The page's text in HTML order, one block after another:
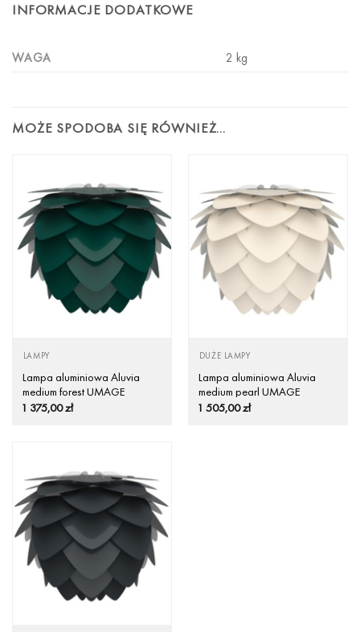
INFORMACJE DODATKOWE
WAGA 2 kg
MOŻE SPODOBA SIĘ RÓWNIEŻ…
LAMPY
Lampa aluminiowa Aluvia
medium forest UMAGE
(dawniej VITA Copenhagen) –
1 375,00zł
DUŻE LAMPY
Lampa aluminiowa Aluvia
medium pearl UMAGE
(dawniej VITA Copenhagen) –
1 505,00zł